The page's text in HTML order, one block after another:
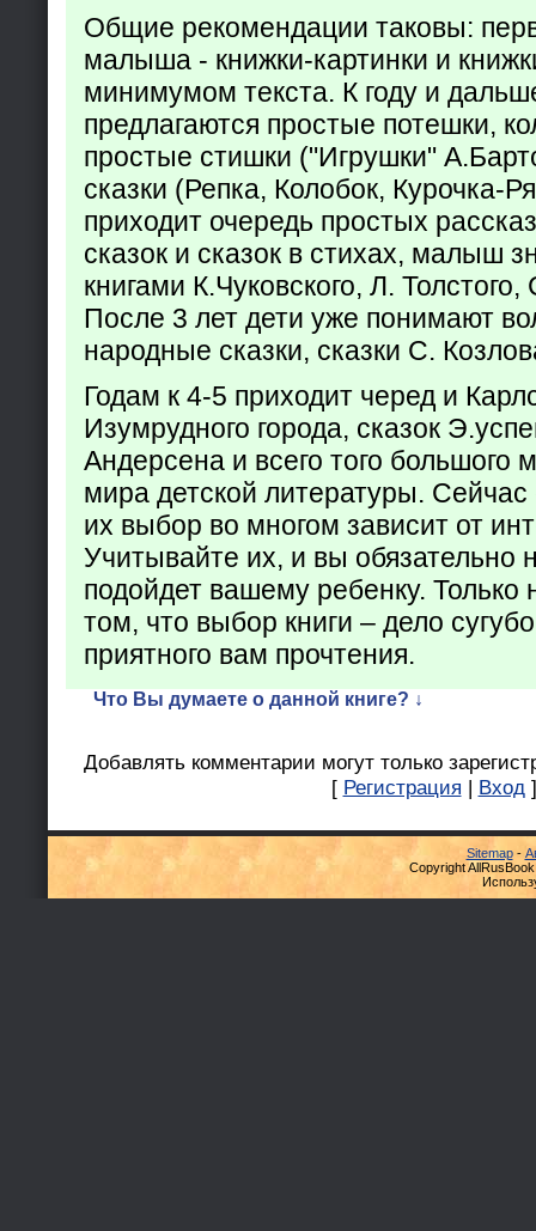
Общие рекомендации таковы:
малыша - книжки-картинки и
минимумом текста. К году и
предлагаются простые потешки,
простые стишки ("Игрушки"
сказки (Репка, Колобок, Курочка-
приходит очередь простых
сказок и сказок в стихах, малыш
книгами К.Чуковского, Л.
После 3 лет дети уже понимают
народные сказки, сказки С.
Годам к 4-5 приходит черед и
Изумрудного города, сказок
Андерсена и всего того большого
мира детской литературы. Сейчас
их выбор во многом зависит от
Учитывайте их, и вы обязательно
подойдет вашему ребенку. Только
том, что выбор книги – дело
приятного вам прочтения.
Что Вы думаете о данной книге? ↓
Добавлять комментарии могут только
[ Регистрация | Вход ]
Sitemap-
Copyright